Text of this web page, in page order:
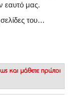
εαυτό μας.
του…
και μάθετε πρώτοι